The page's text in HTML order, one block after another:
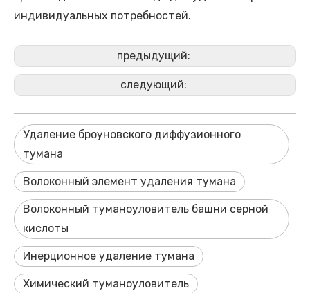
индивидуальных потребностей.
предыдущий:
следующий:
Удаление броуновского диффузионного
тумана
Волоконный элемент удаления тумана
Волоконный туманоуловитель башни серной
кислоты
Инерционное удаление тумана
Химический туманоуловитель